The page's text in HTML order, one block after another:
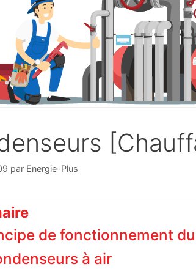
par Energie-Plus
de fonctionnement
à air